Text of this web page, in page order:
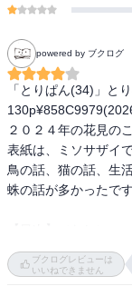
powered by ブクログ
「とりぱん(34)」と
２０２４年の花見の
表紙は、ミソサザイ
鳥の話、猫の話、生
蛛の話が多かったです
第９２１羽～第９３５
おたよりコーナー　
ブクログレビューは
いいねできません